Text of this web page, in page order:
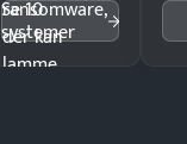
ransomware,
der kan
lamme
Se 10
systemer